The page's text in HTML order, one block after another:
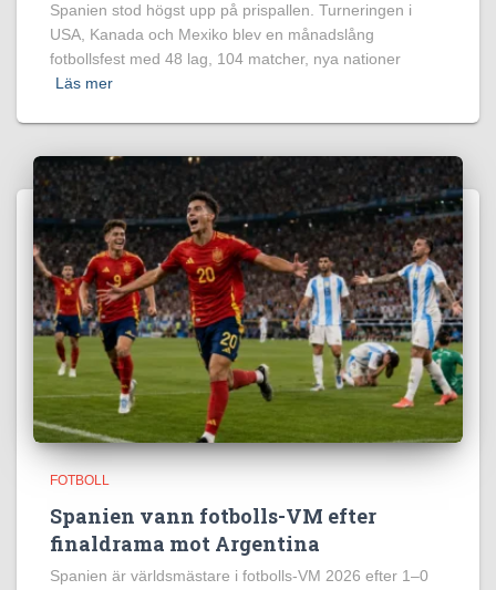
Spanien stod högst upp på prispallen. Turneringen i
USA, Kanada och Mexiko blev en månadslång
fotbollsfest med 48 lag, 104 matcher, nya nationer
Läs mer
FOTBOLL
Spanien vann fotbolls-VM efter
finaldrama mot Argentina
Spanien är världsmästare i fotbolls-VM 2026 efter 1–0